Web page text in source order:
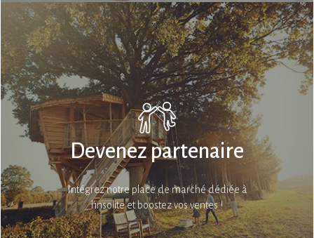
Devenez partenaire
Intégrez notre place de marché dédiée à
l’insolite et boostez vos ventes !